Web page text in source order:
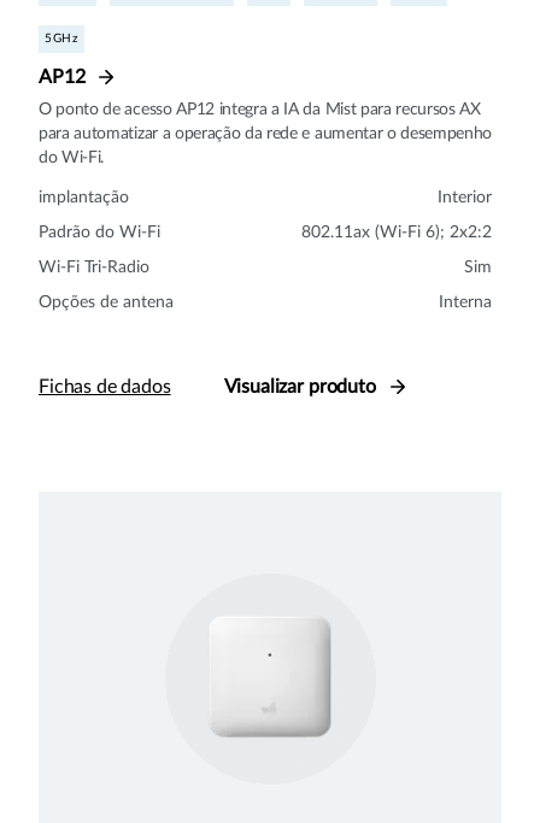
5GHz
AP12
O ponto de acesso AP12 integra a IA da Mist para recursos AX
para automatizar a operação da rede e aumentar o desempenho
do Wi-Fi.
implantação Interior
Padrão do Wi-Fi 802.11ax (Wi-Fi 6); 2x2:2
Wi-Fi Tri-Radio Sim
Opções de antena Interna
Fichas de dados Visualizar produto